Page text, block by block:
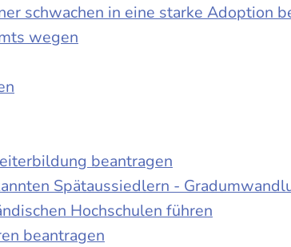
schwachen in eine starke Adoption
wegen
beantragen
Spätaussiedlern -
Hochschulen führen
beantragen